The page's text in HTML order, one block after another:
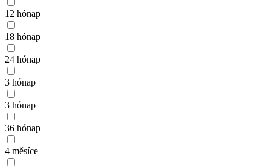
12 hónap
18 hónap
24 hónap
3 hónap
3 hónap
36 hónap
4 měsíce